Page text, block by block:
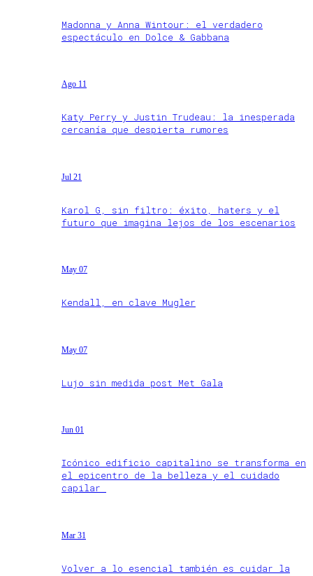
Madonna y Anna Wintour: el verdadero
espectáculo en Dolce & Gabbana
Ago 11
Katy Perry y Justin Trudeau: la inesperada
cercanía que despierta rumores
Jul 21
Karol G, sin filtro: éxito, haters y el
futuro que imagina lejos de los escenarios
May 07
Kendall, en clave Mugler
May 07
Lujo sin medida post Met Gala
Jun 01
Icónico edificio capitalino se transforma en
el epicentro de la belleza y el cuidado
capilar
Mar 31
Volver a lo esencial también es cuidar la